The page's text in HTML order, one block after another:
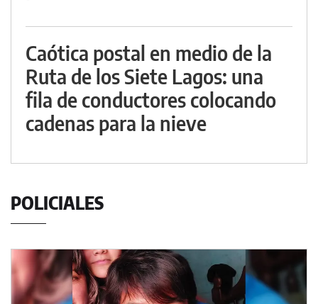
Caótica postal en medio de la
Ruta de los Siete Lagos: una
fila de conductores colocando
cadenas para la nieve
POLICIALES